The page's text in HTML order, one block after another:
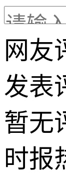
网友
发表
暂无
时报